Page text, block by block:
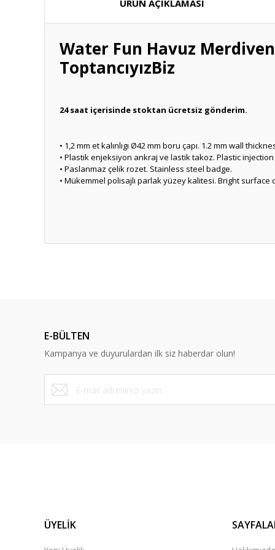
ÜRÜN AÇIKLAMASI
Water Fun Havuz
ToptancıyızBiz
24 saat içerisinde stoktan ücretsiz gönderim.
• 1,2 mm et kalınlıgı Ø42 mm boru çapı. 1.2 mm wall
• Plastik enjeksiyon ankraj ve lastik takoz. Plastic
• Paslanmaz çelik rozet. Stainless steel badge.
• Mükemmel polisajlı parlak yüzey kalitesi. Bright
E-BÜLTEN
Kampanya ve duyurulardan ilk siz haberdar olun!
ÜYELİK